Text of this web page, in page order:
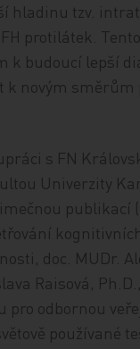
hladinu tzv.
protilátek.
k budoucí lepší
k novým
s FN
Univerzity
publikací
doc. MUDr.
Raisová,
pro odbornou
používané